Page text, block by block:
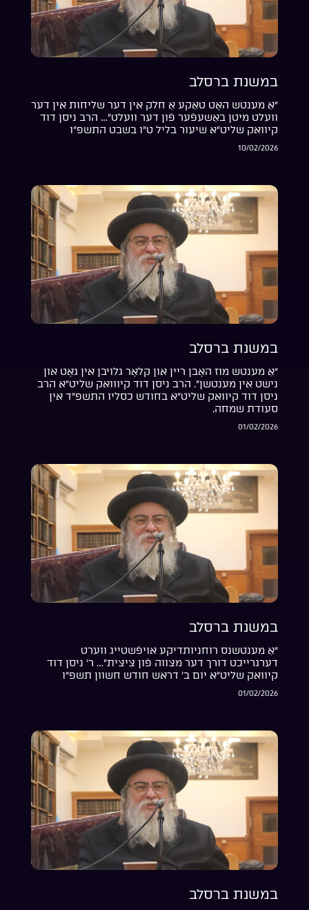
במשנת ברסלב
“אַ מענטש האָט טאַקע אַ חלק אין דער שליחות אין דער
וועלט מיטן באַשעפֿער פֿון דער וועלט”… הרב ניסן דוד
קיוואק שליט”א שיעור בליל ט”ו בשבט התשפ”ו
10/02/2026
במשנת ברסלב
“אַ מענטש מוז האָבן ריין און קלאָר גלויבן אין גאָט און
נישט אין מענטשן”. הרב ניסן דוד קיווואק שליט”א הרב
ניסן דוד קיוואק שליט”א בחודש כסליו התשפ”ד אין
סעודת שמחה.
01/02/2026
במשנת ברסלב
“אַ מענטשנס רוחניותדיקע אויפֿשטייג ווערט
דערגרייכט דורך דער מצווה פֿון ציצית”… ר’ ניסן דוד
קיוואק שליט”א יום ב’ דראש חודש חשוון תשפ”ו
01/02/2026
במשנת ברסלב